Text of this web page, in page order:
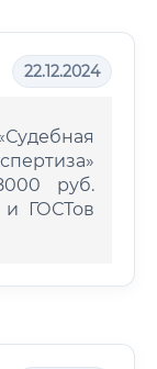
22.12.2024
руб.
и ГОСТов